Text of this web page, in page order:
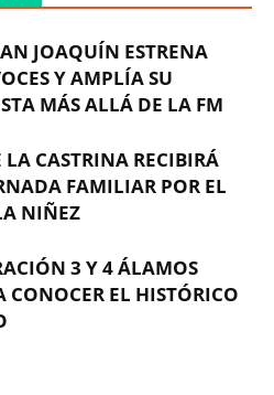
JOAQUÍN ESTRENA
Y AMPLÍA SU
MÁS ALLÁ DE LA FM
LA CASTRINA RECIBIRÁ
FAMILIAR POR EL
NIÑEZ
3 Y 4 ÁLAMOS
CONOCER EL HISTÓRICO